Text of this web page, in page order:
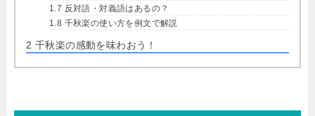
1.7 反対語・対義語はあるの？
1.8 千秋楽の使い方を例文で解説
2 千秋楽の感動を味わおう！